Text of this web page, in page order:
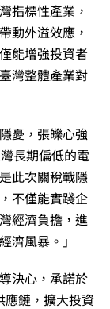
指標性產業，
動外溢效應，
能增強投資者
灣整體產業對
憂，張皪心強
長期偏低的電
此次關稅戰隱
不僅能實踐企
經濟負擔，進
濟風暴。」
決心，承諾於
應鏈，擴大投資